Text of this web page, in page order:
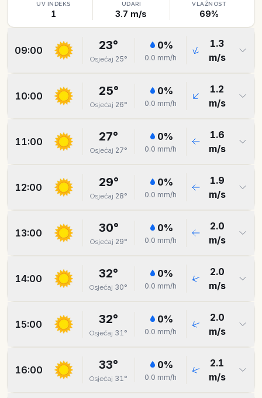
UV INDEKS
1
UDARI
3.7 m/s
VLAŽNOST
69%
09:00 23°
Osjećaj 25°
0%
0.0 mm/h
1.3
m/s
10:00 25°
Osjećaj 26°
0%
0.0 mm/h
1.2
m/s
11:00 27°
Osjećaj 27°
0%
0.0 mm/h
1.6
m/s
12:00 29°
Osjećaj 28°
0%
0.0 mm/h
1.9
m/s
13:00 30°
Osjećaj 29°
0%
0.0 mm/h
2.0
m/s
14:00 32°
Osjećaj 30°
0%
0.0 mm/h
2.0
m/s
15:00 32°
Osjećaj 31°
0%
0.0 mm/h
2.0
m/s
16:00 33°
Osjećaj 31°
0%
0.0 mm/h
2.1
m/s